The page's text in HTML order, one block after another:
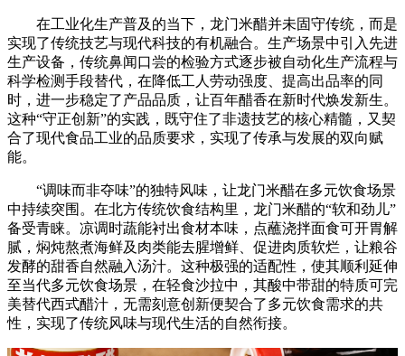
在工业化生产普及的当下，龙门米醋并未固守传统，而是
实现了传统技艺与现代科技的有机融合。生产场景中引入先进
生产设备，传统鼻闻口尝的检验方式逐步被自动化生产流程与
科学检测手段替代，在降低工人劳动强度、提高出品率的同
时，进一步稳定了产品品质，让百年醋香在新时代焕发新生。
这种“守正创新”的实践，既守住了非遗技艺的核心精髓，又契
合了现代食品工业的品质要求，实现了传承与发展的双向赋
能。
“调味而非夺味”的独特风味，让龙门米醋在多元饮食场景
中持续突围。在北方传统饮食结构里，龙门米醋的“软和劲儿”
备受青睐。凉调时蔬能衬出食材本味，点蘸浇拌面食可开胃解
腻，焖炖熬煮海鲜及肉类能去腥增鲜、促进肉质软烂，让粮谷
发酵的甜香自然融入汤汁。这种极强的适配性，使其顺利延伸
至当代多元饮食场景，在轻食沙拉中，其酸中带甜的特质可完
美替代西式醋汁，无需刻意创新便契合了多元饮食需求的共
性，实现了传统风味与现代生活的自然衔接。